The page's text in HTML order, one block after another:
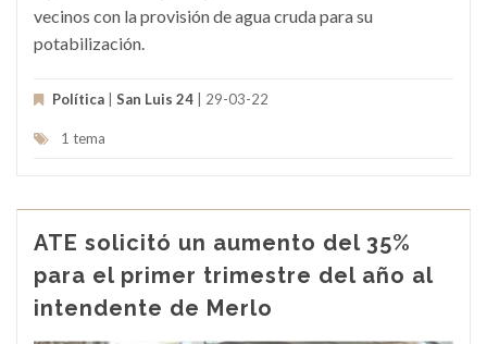
vecinos con la provisión de agua cruda para su
potabilización.
Política San Luis 24 | 29-03-22
1 tema
ATE solicitó un aumento del 35%
para el primer trimestre del año al
intendente de Merlo